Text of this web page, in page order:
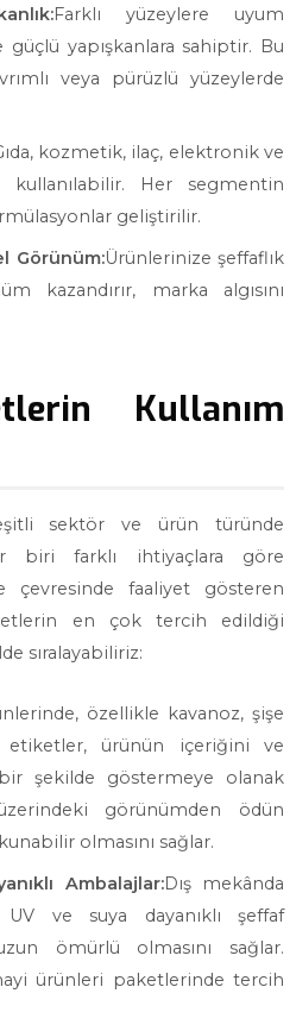
Farklı yüzeylere uyum
güçlü yapışkanlara sahiptir. Bu
veya pürüzlü yüzeylerde
kozmetik, ilaç, elektronik ve
kullanılabilir. Her segmentin
geliştirilir.
Görünüm:Ürünlerinize şeffaflık
kazandırır, marka algısını
Kullanım
sektör ve ürün türünde
biri farklı ihtiyaçlara göre
çevresinde faaliyet gösteren
en çok tercih edildiği
sıralayabiliriz:
özellikle kavanoz, şişe
ürünün içeriğini ve
şekilde göstermeye olanak
görünümden ödün
olmasını sağlar.
Ambalajlar:Dış mekânda
UV ve suya dayanıklı şeffaf
ömürlü olmasını sağlar.
ürünleri paketlerinde tercih